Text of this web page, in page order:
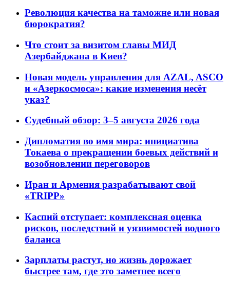
Революция качества на таможне или новая
бюрократия?
Что стоит за визитом главы МИД
Азербайджана в Киев?
Новая модель управления для AZAL, ASCO
и «Азеркосмоса»: какие изменения несёт
указ?
Судебный обзор: 3–5 августа 2026 года
Дипломатия во имя мира: инициатива
Токаева о прекращении боевых действий и
возобновлении переговоров
Иран и Армения разрабатывают свой
«TRIPP»
Каспий отступает: комплексная оценка
рисков, последствий и уязвимостей водного
баланса
Зарплаты растут, но жизнь дорожает
быстрее там, где это заметнее всего